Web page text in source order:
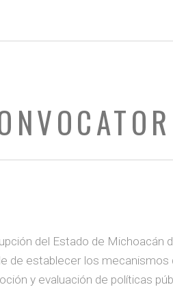
del Estado de Michoacán
de establecer los
y evaluación de políticas